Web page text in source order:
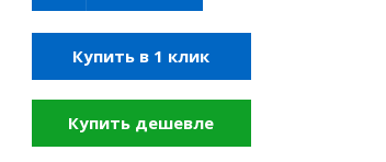
Купить в 1 клик
Купить дешевле